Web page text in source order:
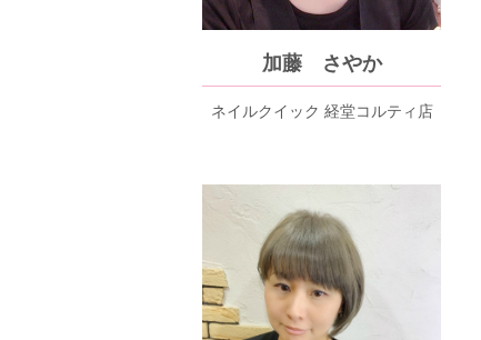
加藤 さやか
ネイルクイック 経堂コルティ店